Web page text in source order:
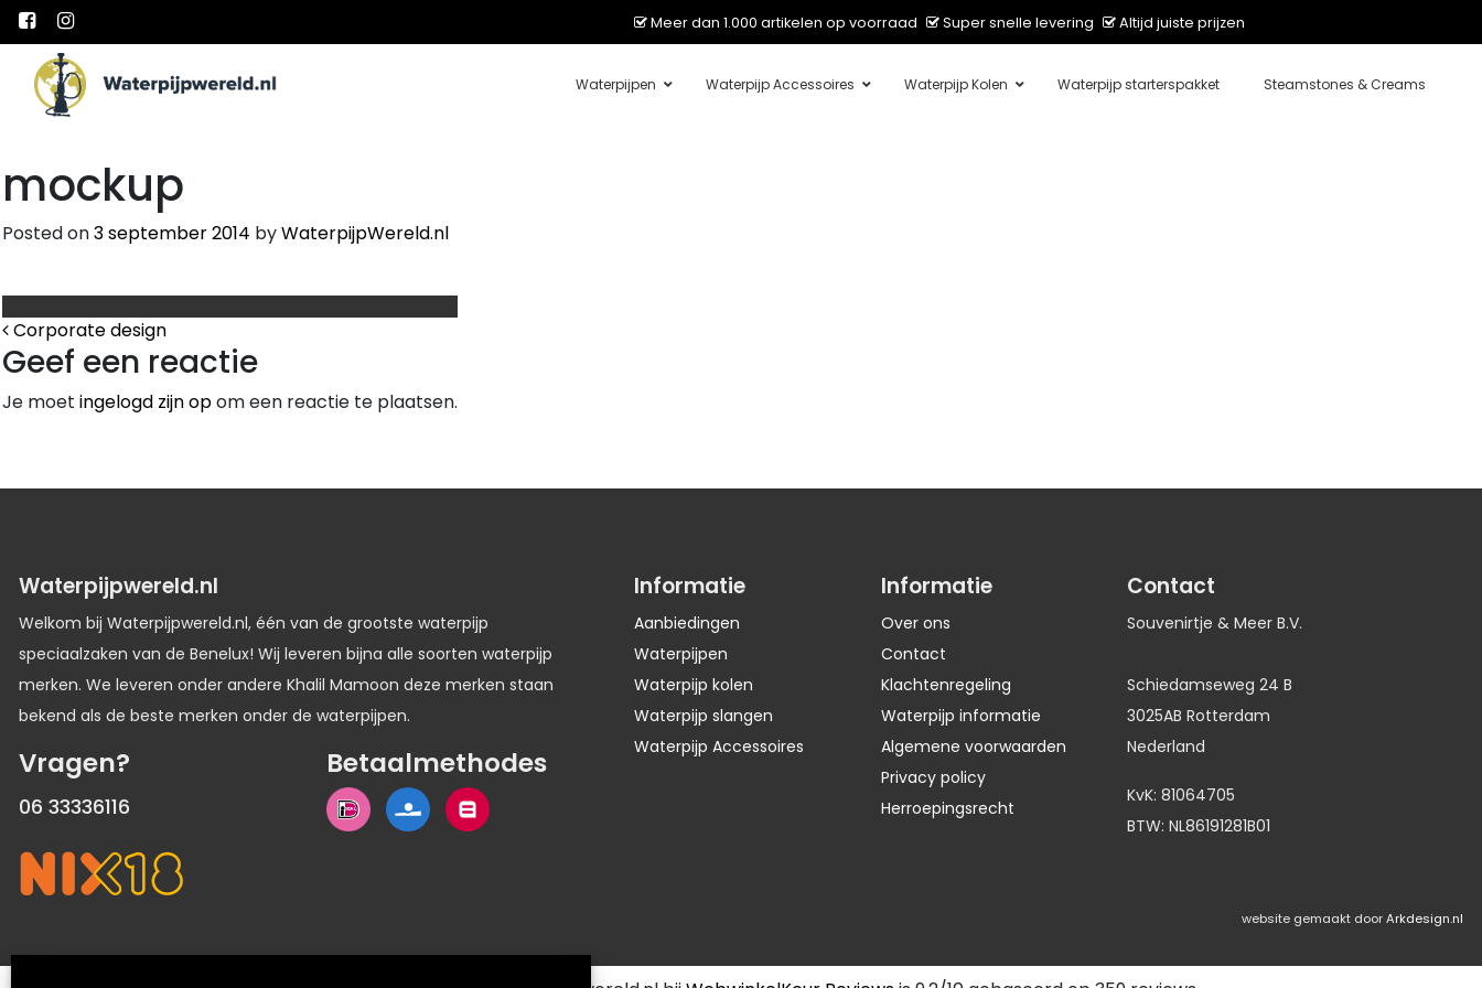
Meer dan 1.000 artikelen op voorraad Super snelle levering Altijd juiste prijzen
Main Navigation Waterpijpen Waterpijp Accessoires Waterpijp Kolen Waterpijp starterspakket Steamstones & Creams
mockup
Posted on3 september 2014 byWaterpijpWereld.nl
Bericht Navigatie
Corporate design
Geef een reactie
Je moet ingelogd zijn opom een reactie te plaatsen.
Waterpijpwereld.nl
Welkom bij Waterpijpwereld.nl, één van de grootste waterpijp
speciaalzaken van de Benelux! Wij leveren bijna alle soorten waterpijp
merken. We leveren onder andere Khalil Mamoon deze merken staan
bekend als de beste merken onder de waterpijpen.
Vragen?
06 33336116
Betaalmethodes
Informatie
Aanbiedingen
Waterpijpen
Waterpijp kolen
Waterpijp slangen
Waterpijp Accessoires
Informatie
Over ons
Contact
Klachtenregeling
Waterpijp informatie
Algemene voorwaarden
Privacy policy
Herroepingsrecht
Contact
Souvenirtje & Meer B.V.
Schiedamseweg 24 B
3025AB Rotterdam
Nederland
KvK: 81064705
BTW: NL86191281B01
website gemaakt doorArkdesign.nl